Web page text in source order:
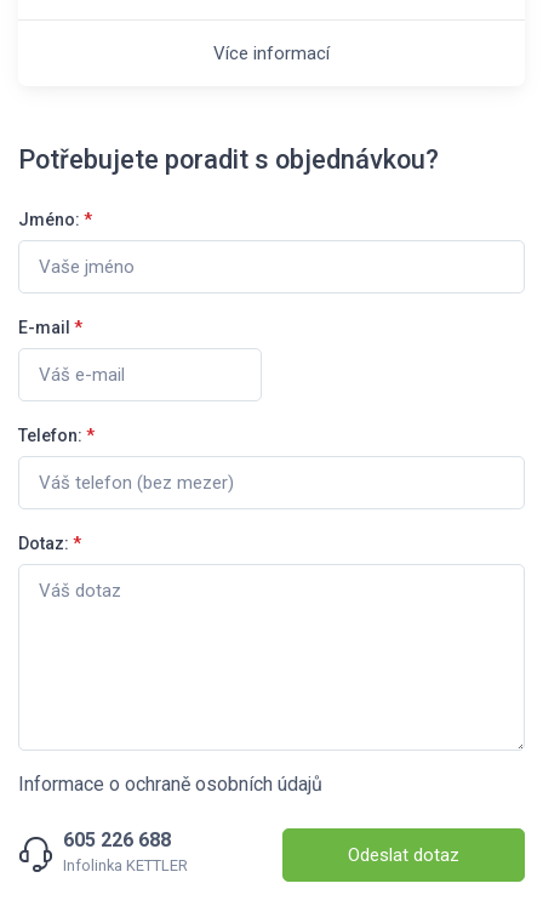
Více informací
Potřebujete poradit s objednávkou?
Jméno: *
E-mail *
Telefon: *
Dotaz: *
Informace o ochraně osobních údajů
605 226 688
Infolinka KETTLER Odeslat dotaz